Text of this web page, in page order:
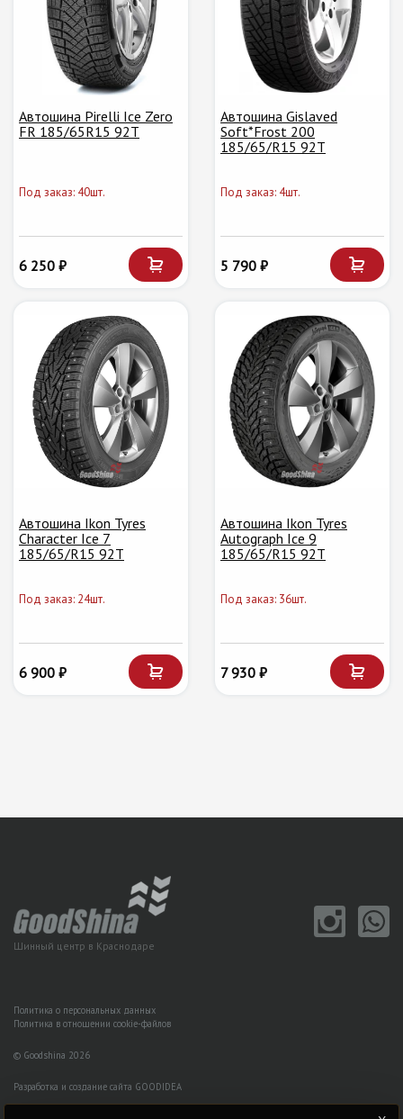
Автошина Pirelli Ice Zero
FR 185/65R15 92T
Под заказ: 40шт.
6 250 ₽
Автошина Gislaved
Soft*Frost 200
185/65/R15 92T
Под заказ: 4шт.
5 790 ₽
Автошина Ikon Tyres
Character Ice 7
185/65/R15 92T
Под заказ: 24шт.
6 900 ₽
Автошина Ikon Tyres
Autograph Ice 9
185/65/R15 92T
Под заказ: 36шт.
7 930 ₽
Шинный центр в Краснодаре
Политика о персональных данных
Политика в отношении cookie-файлов
© Goodshina 2026
Разработка и создание сайта GOODIDEA